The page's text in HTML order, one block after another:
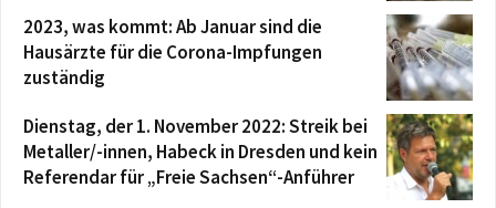
2023, was kommt: Ab Januar sind die
Hausärzte für die Corona-Impfungen
zuständig
Dienstag, der 1. November 2022: Streik bei
Metaller/-innen, Habeck in Dresden und kein
Referendar für „Freie Sachsen“-Anführer